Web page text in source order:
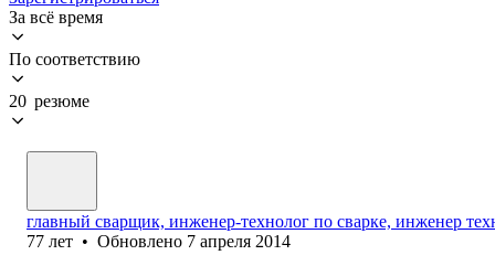
За всё время
По соответствию
20 резюме
главный сварщик, инженер-технолог по сварке, инженер
77 лет • Обновлено 7 апреля 2014